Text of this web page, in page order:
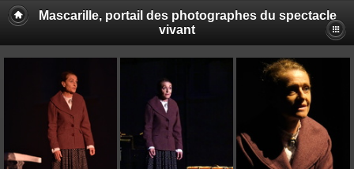
Mascarille, portail des photographes du spectacle
vivant